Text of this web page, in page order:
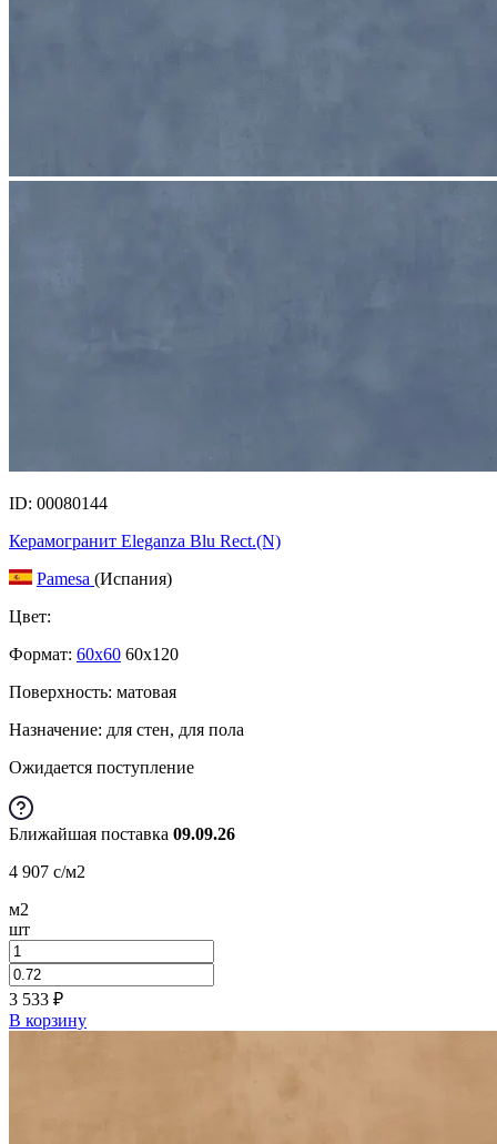
ID: 00080144
Керамогранит Eleganza Blu Rect.(N)
Pamesa (Испания)
Цвет:
Формат: 60x60 60x120
Поверхность: матовая
Назначение: для стен, для пола
Ожидается поступление
Ближайшая поставка 09.09.26
4 907 c/м2
м2
шт
3 533 ₽
В корзину